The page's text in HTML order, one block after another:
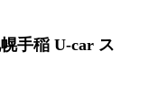
手稲 U-car ス